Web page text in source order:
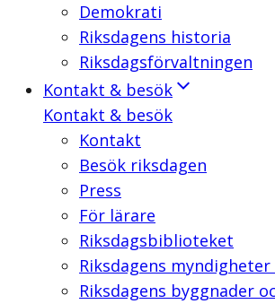
Demokrati
Riksdagens historia
Riksdagsförvaltningen
Kontakt & besök
Kontakt & besök
Kontakt
Besök riksdagen
Press
För lärare
Riksdagsbiblioteket
Riksdagens
Riksdagens byggnader